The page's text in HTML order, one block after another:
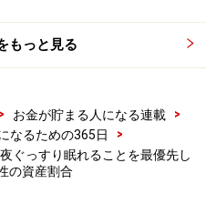
もっと見る
> お金が貯まる人になる連載
>
なるための365日
>
ぐっすり眠れることを最優先し
の資産割合